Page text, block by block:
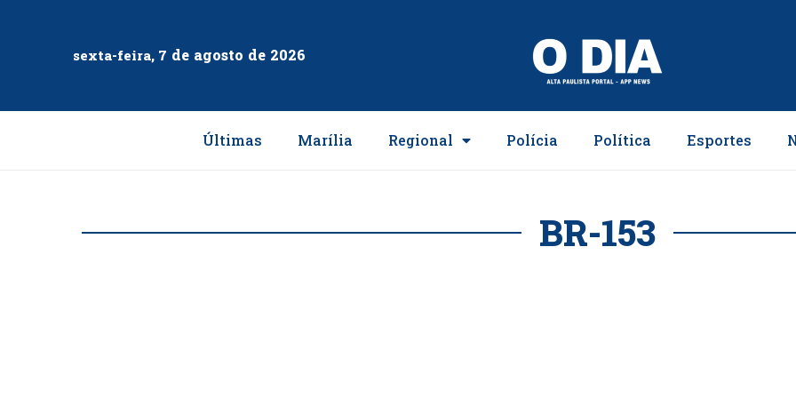
sexta-feira, 7 de agosto de 2026
Últimas Marília Regional Polícia Política Esportes
BR-153